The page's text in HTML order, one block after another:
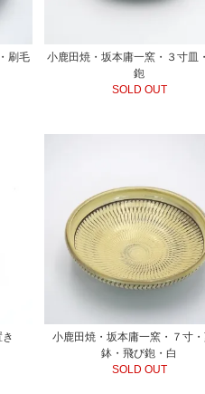
刷毛
小鹿田焼・坂本庸一窯・３寸皿
鉋
SOLD OUT
小鹿田焼・坂本庸一窯・７寸
鉢・飛び鉋・白
SOLD OUT